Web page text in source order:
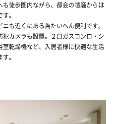
徒歩圏内ながら、都会の喧騒からは
。
も近くにある為たいへん便利です。
カメラも設置。２口ガスコンロ・シ
乾燥機など、入居者様に快適な生活
。